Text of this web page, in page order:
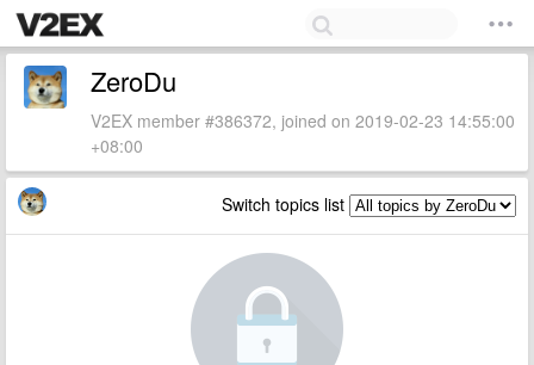
ZeroDu
V2EX member #386372, joined on 2019-02-23 14:55:00
+08:00
Switch topics list